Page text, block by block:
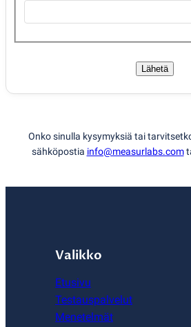
Lähetä
Onko sinulla kysymyksiä tai
sähköpostia info@measurlabs.com
Valikko
Etusivu
Testauspalvelut
Menetelmät